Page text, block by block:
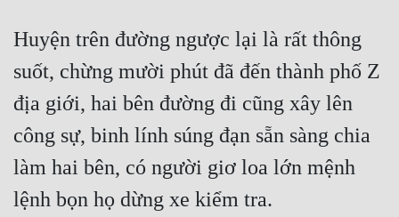
Tính Cách Nhân Vật :
Cơ Trí
Sát Phạt Quyết Đoán
Vô Sỉ
Điềm Đạm
Huyện trên đường ngược lại là rất thông
suốt, chừng mười phút đã đến thành phố Z
địa giới, hai bên đường đi cũng xây lên
công sự, binh lính súng đạn sẵn sàng chia
làm hai bên, có người giơ loa lớn mệnh
lệnh bọn họ dừng xe kiểm tra.